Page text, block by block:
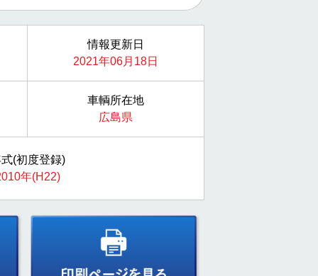
情報更新日
2021年06月18日
車輌所在地
広島県
(初度登録)
年(H22)